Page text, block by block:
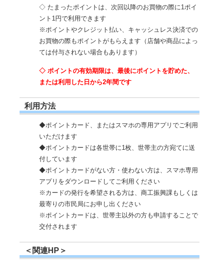
◇ たまったポイントは、次回以降のお買物の際に1ポイ
ント1円で利用できます
※ポイントやクレジット払い、キャッシュレス決済での
お買物の際もポイントがもらえます（店舗や商品によっ
ては付与されない場合もあります）
◇ ポイントの有効期限は、最後にポイントを貯めた、
または利用した日から2年間です
利用方法
◆ポイントカード、またはスマホの専用アプリでご利用
いただけます
◆ポイントカードは各世帯に1枚、世帯主の方宛てに送
付しています
◆ポイントカードがない方・使わない方は、スマホ専用
アプリをダウンロードしてご利用ください
※カードの発行を希望される方は、商工振興課もしくは
最寄りの市民局にお申し出ください
※ポイントカードは、世帯主以外の方も申請することで
交付されます
＜関連HP＞